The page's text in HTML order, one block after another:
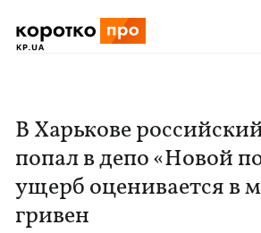
В Харькове
попал в депо «Новой
ущерб оценивается в
гривен